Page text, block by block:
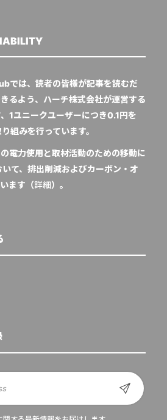
では、読者の皆様が記事を読むだ
るよう、ハーチ株式会社が運営する
1ユニークユーザーにつき0.1円を
組みを行っています。
電力使用と取材活動のための移動に
て、排出削減およびカーボン・オ
ます（詳細）。